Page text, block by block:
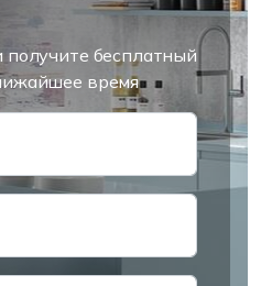
получите бесплатный
время